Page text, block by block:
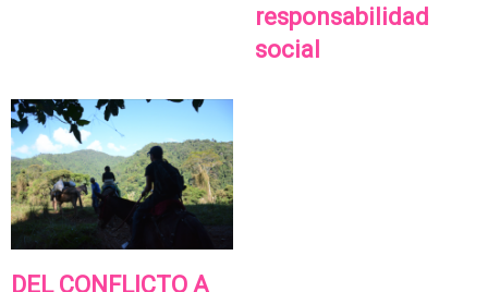
responsabilidad
social
DEL CONFLICTO A